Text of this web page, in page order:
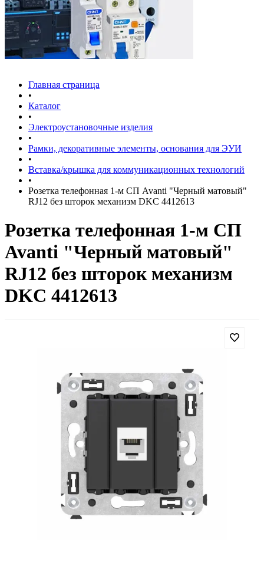
Главная страница
•
Каталог
•
Электроустановочные изделия
•
Рамки, декоративные элементы, основания для ЭУИ
•
Вставка/крышка для коммуникационных технологий
•
Розетка телефонная 1-м СП Avanti "Черный матовый"
RJ12 без шторок механизм DKC 4412613
Розетка телефонная 1-м СП
Avanti "Черный матовый"
RJ12 без шторок механизм
DKC 4412613